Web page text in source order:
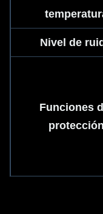
Nivel de
Funciones
protección